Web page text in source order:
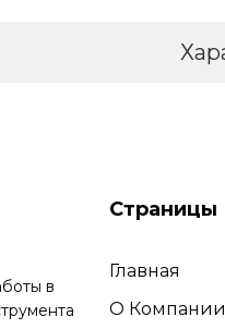
в
Страницы
Главная
О Компании